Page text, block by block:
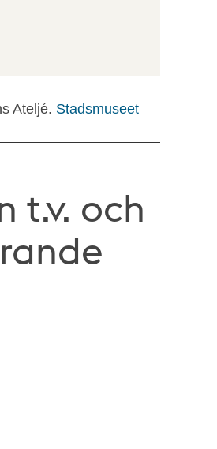
Ateljé. Stadsmuseet
t.v. och